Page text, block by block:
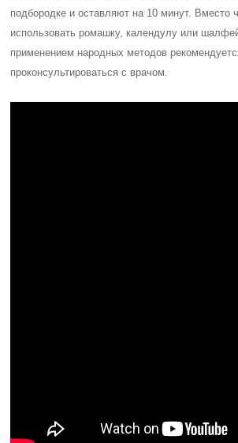
подбородке и оставляют на 10 минут. Вместо
использовать ромашку, календулу или
применением народных методов
проконсультироваться с врачом.